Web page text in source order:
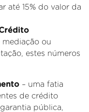
até 15% do valor da
mediação ou
estes números
– uma fatia
de crédito
pública,